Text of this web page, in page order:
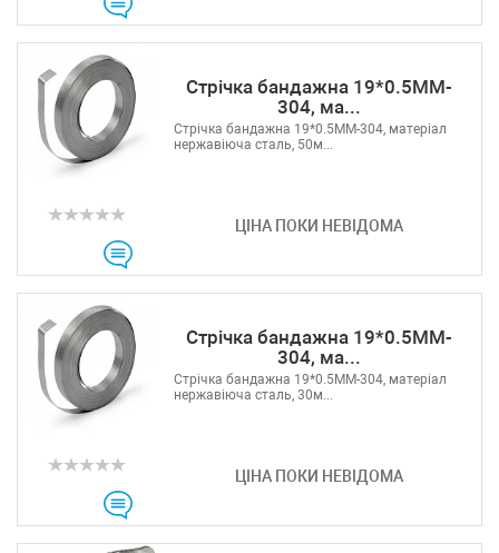
Стрічка бандажна 19*0.5MM-
304, ма...
ЦІНА ПОКИ НЕВІДОМА
Стрічка бандажна 19*0.5MM-304, матеріал
нержавіюча сталь, 50м...
Стрічка бандажна 19*0.5MM-
304, ма...
ЦІНА ПОКИ НЕВІДОМА
Стрічка бандажна 19*0.5MM-304, матеріал
нержавіюча сталь, 30м...